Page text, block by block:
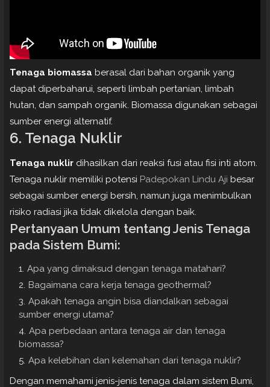
Tenaga biomassa berasal dari bahan organik yang
dapat diperbaharui, seperti limbah pertanian, limbah
hutan, dan sampah organik. Biomassa digunakan sebagai
sumber energi alternatif.
6. Tenaga Nuklir
Tenaga nuklir dihasilkan dari reaksi fusi atau fisi inti atom.
Tenaga nuklir memiliki potensi Padepokan Lindu Aji besar
sebagai sumber energi bersih, namun juga menimbulkan
risiko radiasi jika tidak dikelola dengan baik.
Pertanyaan Umum tentang Jenis Tenaga
pada Sistem Bumi:
Apa yang dimaksud dengan tenaga matahari?
Bagaimana cara kerja tenaga geothermal?
Apakah tenaga angin bisa diandalkan sebagai
sumber energi utama?
Apa perbedaan antara tenaga air dan tenaga
biomassa?
Apa kelebihan dan kelemahan dari tenaga nuklir?
Dengan memahami jenis-jenis tenaga dalam sistem Bumi,